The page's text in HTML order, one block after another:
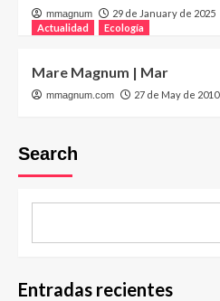
mmagnum 29 de January de 2025
Actualidad Ecología
Mare Magnum | Mar
mmagnum.com 27 de May de 2010
Search
Entradas recientes